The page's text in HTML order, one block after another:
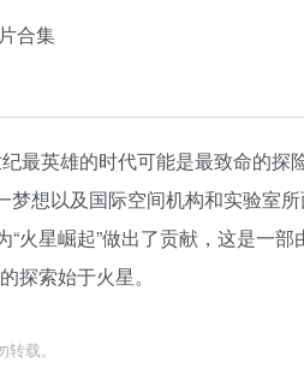
合集
最英雄的时代可能是最致命的
梦想以及国际空间机构和实验室
火星崛起”做出了贡献，这是一
探索始于火星。
载。